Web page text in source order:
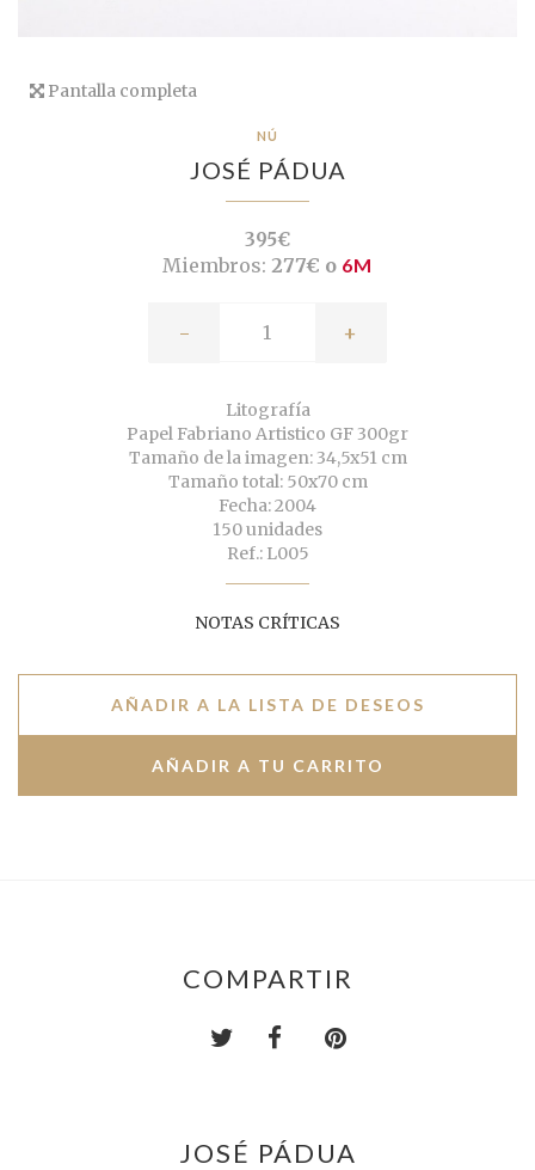
Pantalla completa
NÚ
JOSÉ PÁDUA
395€
Miembros: 277€ o 6M
- +
Litografía
Papel Fabriano Artistico GF 300gr
Tamaño de la imagen: 34,5x51 cm
Tamaño total: 50x70 cm
Fecha: 2004
150 unidades
Ref.: L005
NOTAS CRÍTICAS
AÑADIR A LA LISTA DE DESEOS
COMPARTIR
JOSÉ PÁDUA